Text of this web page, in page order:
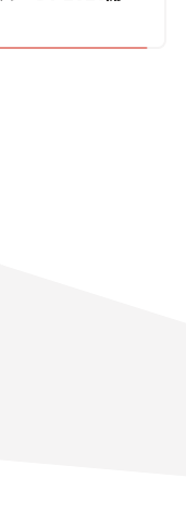
キット